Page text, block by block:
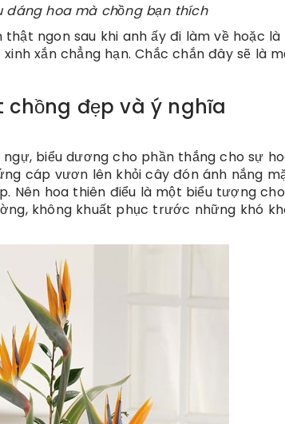
dáng hoa mà chồng bạn thích
ngon sau khi anh ấy đi làm về hoặc là
xắn chẳng hạn. Chắc chắn đây sẽ là
chồng đẹp và ý nghĩa
biểu dương cho phần thắng cho sự
cáp vươn lên khỏi cây đón ánh nắng
Nên hoa thiên điểu là một biểu tượng
không khuất phục trước những khó